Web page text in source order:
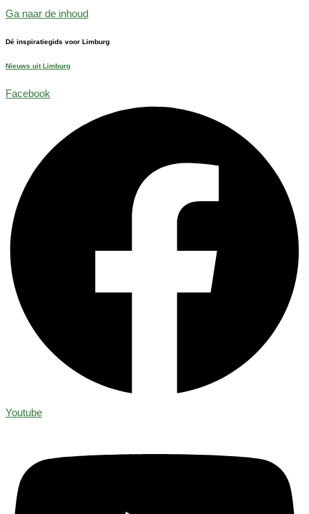
Ga naar de inhoud
Dé inspiratiegids voor Limburg
Nieuws uit Limburg
Facebook
Youtube